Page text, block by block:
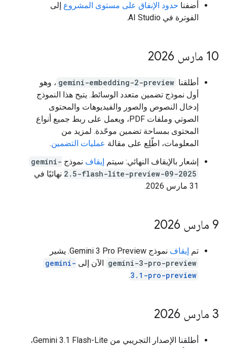
أضفنا حدود الإنفاق على مستوى المشروع إلى
الفوترة في AI Studio.
‫10 مارس 2026
أطلقنا gemini-embedding-2-preview ، وهو
أول نموذج تضمين متعدد الوسائط. يتيح هذا النموذج
إدخال النصوص والصور والفيديوهات والمحتوى
الصوتي وملفات PDF، ويعمل على ربط جميع أنواع
المحتوى بمساحة تضمين موحّدة. لمزيد من
المعلومات، اطّلِع على مقالة عمليات التضمين.
إشعار بالإيقاف النهائي: سيتم إيقاف نموذج gemini-
2.5-flash-lite-preview-09-2025 نهائيًا في
31 مارس 2026.
‫9 مارس 2026
تم إيقاف نموذج Gemini 3 Pro Preview. يشير
gemini-3-pro-preview الآن إلى gemini-
3.1-pro-preview
.
‫3 مارس 2026
أطلقنا الإصدار التجريبي من Gemini 3.1 Flash-Lite،